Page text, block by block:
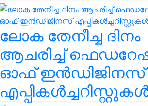
ലോക തേനീച്ച ദിനം
ആചരിച്ച്
ഓഫ് ഇൻഡിജിനസ്